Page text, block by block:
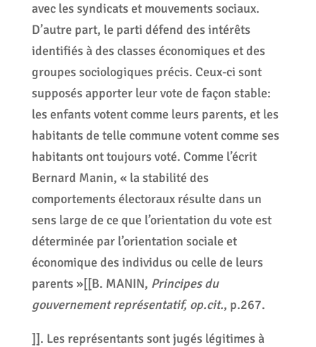
avec les syndicats et mouvements sociaux.
D’autre part, le parti défend des intérêts
identifiés à des classes économiques et des
groupes sociologiques précis. Ceux-ci sont
supposés apporter leur vote de façon stable:
les enfants votent comme leurs parents, et les
habitants de telle commune votent comme ses
habitants ont toujours voté. Comme l’écrit
Bernard Manin, « la stabilité des
comportements électoraux résulte dans un
sens large de ce que l’orientation du vote est
déterminée par l’orientation sociale et
économique des individus ou celle de leurs
parents »[[B. MANIN, Principes du
gouvernement représentatif, op.cit., p.267.
]]. Les représentants sont jugés légitimes à